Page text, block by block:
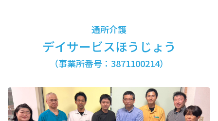
通所介護
デイサービスほうじょう
（事業所番号：3871100214）